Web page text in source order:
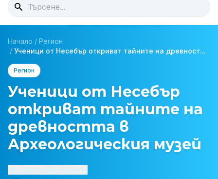
Начало / Регион
/ Ученици от Несебър откриват тайните на древност...
Регион
Ученици от Несебър
откриват тайните на
древността в
Археологическия музей